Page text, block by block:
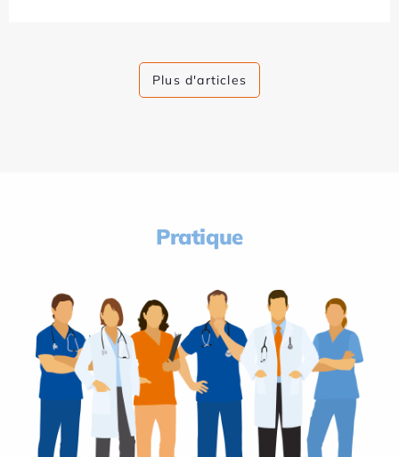
Plus d'articles
Pratique